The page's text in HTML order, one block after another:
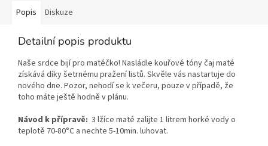
Popis Diskuze
Detailní popis produktu
Naše srdce bijí pro matéčko! Nasládle kouřové tóny čaj maté
získává díky šetrnému pražení listů. Skvěle vás nastartuje do
nového dne. Pozor, nehodí se k večeru, pouze v případě, že
toho máte ještě hodně v plánu.
Návod k přípravě: 3 lžíce maté zalijte 1 litrem horké vody o
teplotě 70-80°C a nechte 5-10min. luhovat.